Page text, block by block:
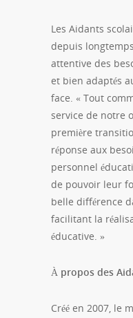
Les Aidants
depuis longtemps
attentive des
et bien adaptés
face. « Tout
service de notre
première
réponse aux
personnel
de pouvoir leur
belle différence
facilitant la
éducative. »
À propos des
Créé en 2007, le